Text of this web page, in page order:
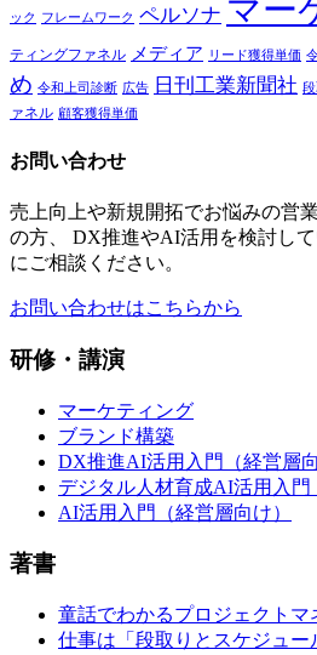
ック フレームワーク ペルソナ マー
ティングファネル メディア リード獲得単価
め 令和上司診断 広告 日刊工業新聞社 段
ァネル 顧客獲得単価
お問い合わせ
売上向上や新規開拓でお悩みの営
の方、 DX推進やAI活用を検討し
にご相談ください。
お問い合わせはこちらから
研修・講演
マーケティング
ブランド構築
DX推進AI活用入門（経営層向
デジタル人材育成AI活用入門
AI活用入門（経営層向け）
著書
童話でわかるプロジェクトマ
仕事は「段取りとスケジュー